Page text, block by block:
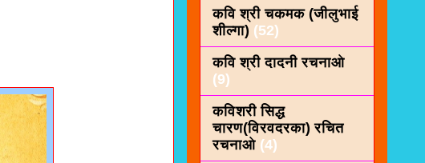
कवि श्री चकमक (जीलुभाई
शील्गा) (52)
कवि श्री दादनी रचनाओ
(9)
कविशरी सिद्ध
चारण(विरवदरका) रचित
रचनाओ (4)